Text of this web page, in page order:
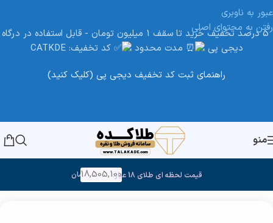
عبور به ناوبری
رفتن به محتوای اصلی
5 درصد تخفیف خرید تا سقف 1 میلیون تومان - قابل استفاده در درگاه
دیجی پی
مدت محدود
کد تخفیف: CATKDE
راهنمای ثبت کد تخفیف دیجی پی (کلیک کنید)
منو
تومان18,505,100 قیمت لحظه ای طلای 18 عیار: